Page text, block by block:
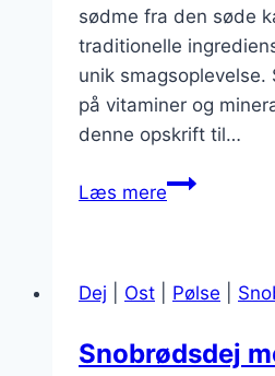
sødme fra den søde
traditionelle
unik
på vitaminer og
denne opskrift til…
Læs mereSnobrødsdej
En
og
Dej Ost Pølse
Snobrødsdej